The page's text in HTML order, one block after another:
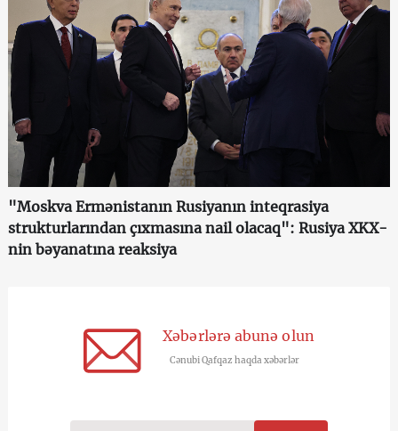
"Moskva Ermənistanın Rusiyanın inteqrasiya
strukturlarından çıxmasına nail olacaq": Rusiya XKX-
nin bəyanatına reaksiya
Xəbərlərə abunə olun
Cənubi Qafqaz haqda xəbərlər